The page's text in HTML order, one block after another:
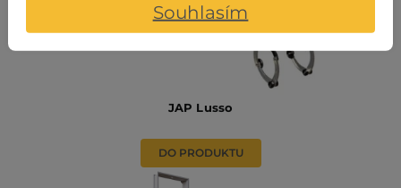
JAP Lusso
DO PRODUKTU
Souhlasím